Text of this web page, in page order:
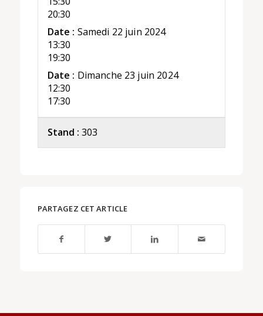
20:30
Date : Samedi 22 juin 2024
13:30
19:30
Date : Dimanche 23 juin 2024
12:30
17:30
Stand : 303
PARTAGEZ CET ARTICLE